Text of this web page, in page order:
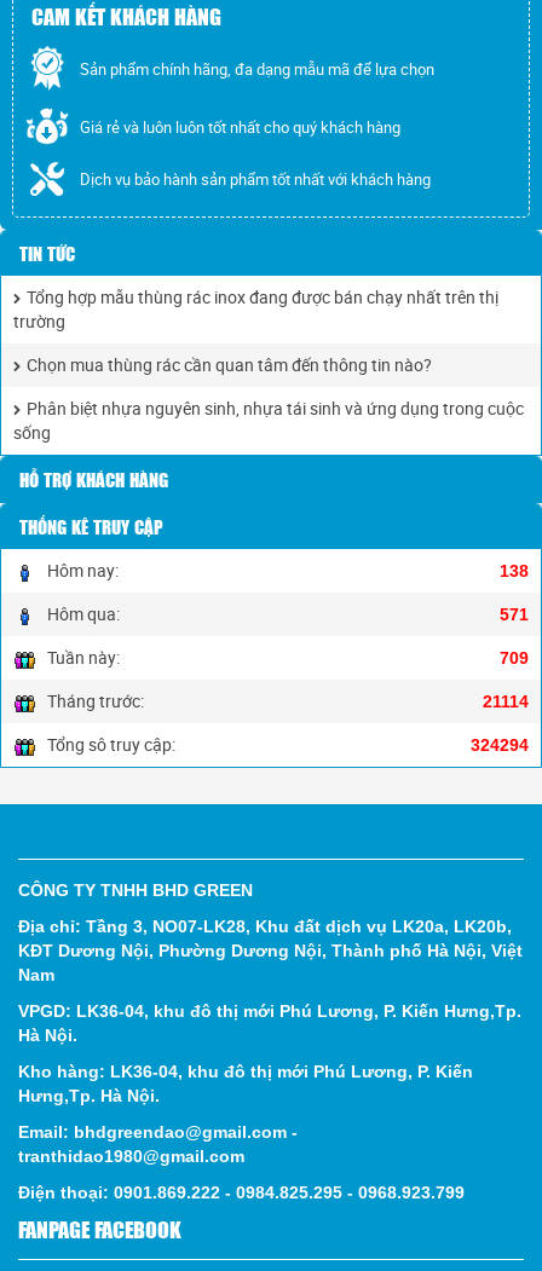
CAM KẾT KHÁCH HÀNG
Sản phẩm chính hãng, đa dạng mẫu mã để lựa chọn
Giá rẻ và luôn luôn tốt nhất cho quý khách hàng
Dịch vụ bảo hành sản phẩm tốt nhất với khách hàng
TIN TỨC
Tổng hợp mẫu thùng rác inox đang được bán chạy nhất trên thị
trường
Chọn mua thùng rác cần quan tâm đến thông tin nào?
Phân biệt nhựa nguyên sinh, nhựa tái sinh và ứng dụng trong cuộc
sống
HỖ TRỢ KHÁCH HÀNG
THỐNG KÊ TRUY CẬP
Hôm nay: 138
Hôm qua: 571
Tuần này: 709
Tháng trước: 21114
Tổng sô truy cập: 324294
CÔNG TY TNHH BHD GREEN
Địa chỉ: Tầng 3, NO07-LK28, Khu đất dịch vụ LK20a, LK20b,
KĐT Dương Nội, Phường Dương Nội, Thành phố Hà Nội, Việt
Nam
VPGD: LK36-04, khu đô thị mới Phú Lương, P. Kiến Hưng,Tp.
Hà Nội.
Kho hàng: LK36-04, khu đô thị mới Phú Lương, P. Kiến
Hưng,Tp. Hà Nội.
Email: bhdgreendao@gmail.com -
tranthidao1980@gmail.com
Điện thoại: 0901.869.222 - 0984.825.295 - 0968.923.799
FANPAGE FACEBOOK